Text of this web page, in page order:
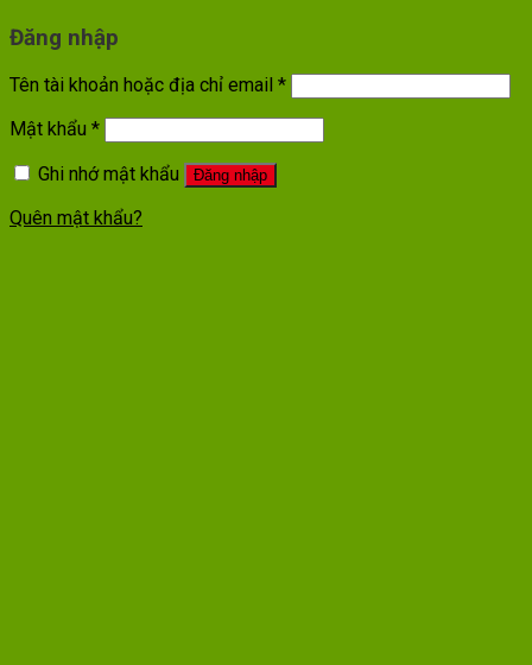
Đăng nhập
Tên tài khoản hoặc địa chỉ email *
Mật khẩu *
Ghi nhớ mật khẩu
Đăng nhập
Quên mật khẩu?